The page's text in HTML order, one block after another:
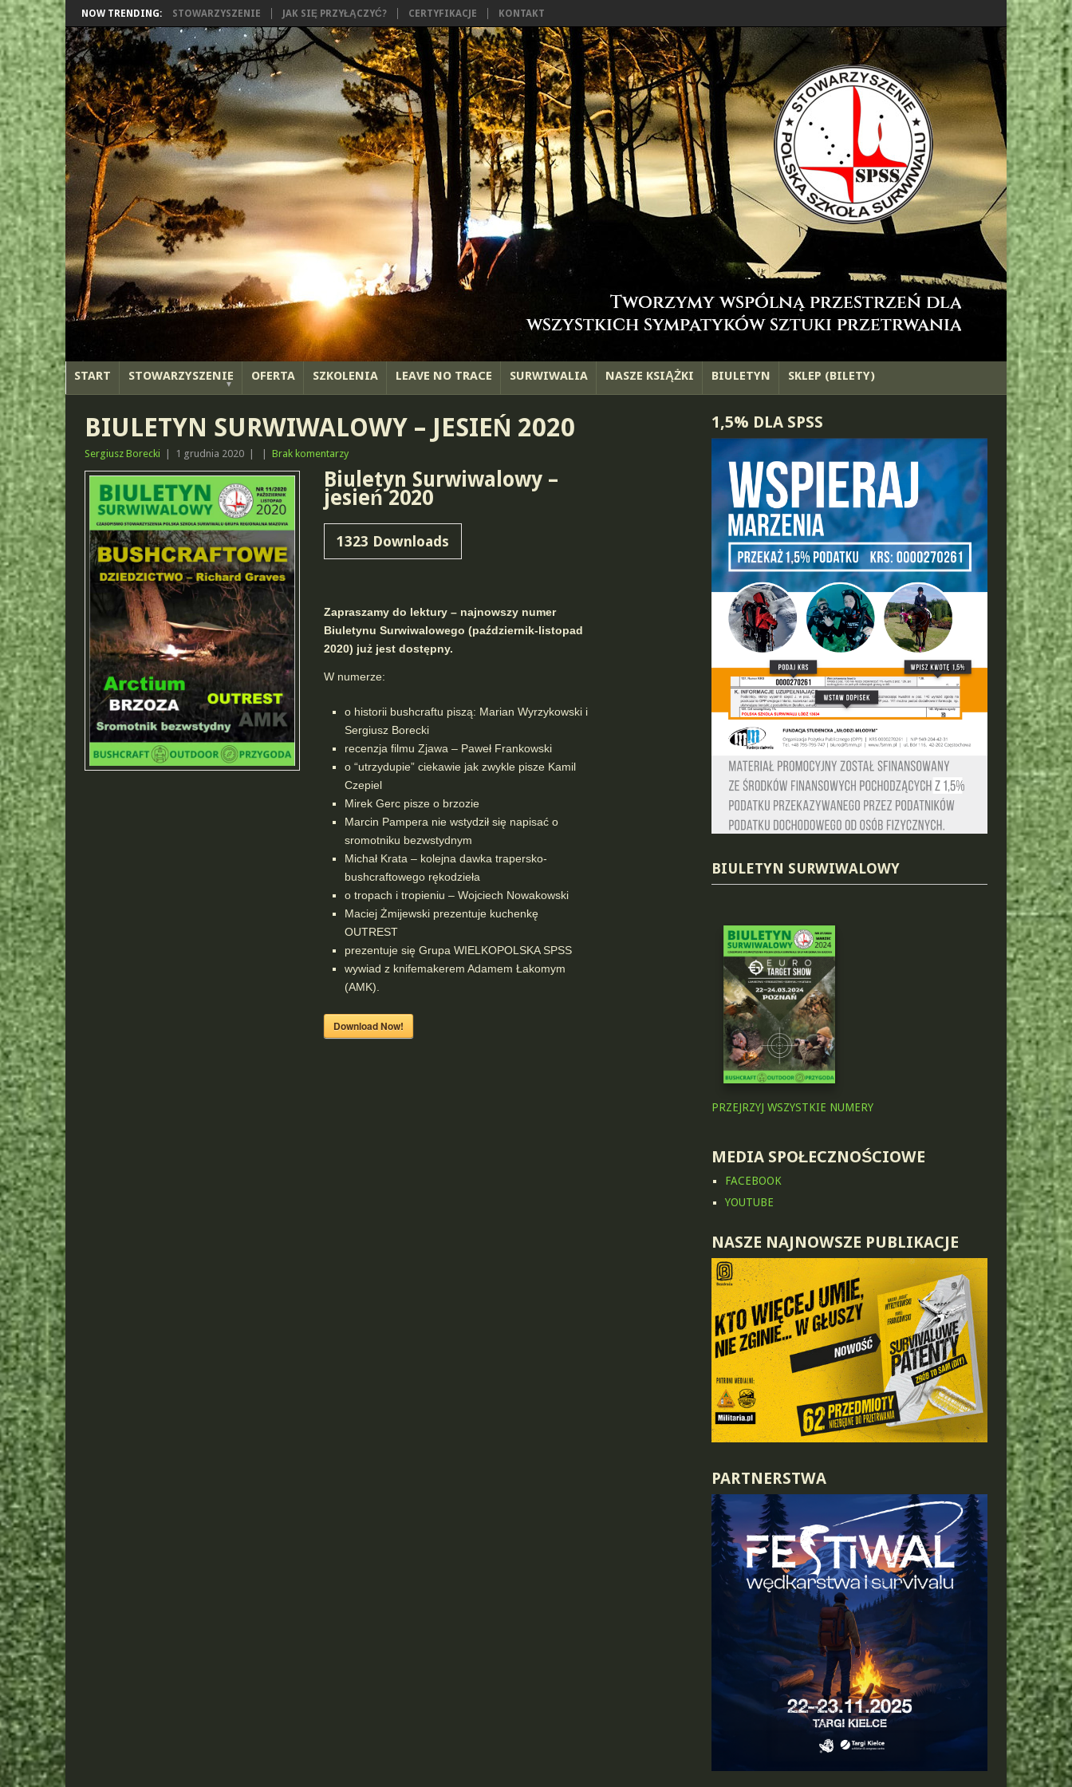
NOW TRENDING: STOWARZYSZENIE JAK SIĘ PRZYŁĄCZYĆ? CERTYFIKACJE KONTAKT
START STOWARZYSZENIE OFERTA SZKOLENIA LEAVE NO TRACE SURWIWALIA NASZE KSIĄŻKI BIULETYN SKLEP (BILETY)
BIULETYN SURWIWALOWY – JESIEŃ 2020
Sergiusz Borecki 1 grudnia 2020 Brak komentarzy
Biuletyn Surwiwalowy –
jesień 2020
1323 Downloads
Zapraszamy do lektury – najnowszy numer
Biuletynu Surwiwalowego (październik-listopad
2020) już jest dostępny.
W numerze:
o historii bushcraftu piszą: Marian Wyrzykowski i
Sergiusz Borecki
recenzja filmu Zjawa – Paweł Frankowski
o “utrzydupie” ciekawie jak zwykle pisze Kamil
Czepiel
Mirek Gerc pisze o brzozie
Marcin Pampera nie wstydził się napisać o
sromotniku bezwstydnym
Michał Krata – kolejna dawka trapersko-
bushcraftowego rękodzieła
o tropach i tropieniu – Wojciech Nowakowski
Maciej Żmijewski prezentuje kuchenkę
OUTREST
prezentuje się Grupa WIELKOPOLSKA SPSS
wywiad z knifemakerem Adamem Łakomym
(AMK).
Download Now!
1,5% DLA SPSS
BIULETYN SURWIWALOWY
PRZEJRZYJ WSZYSTKIE NUMERY
MEDIA SPOŁECZNOŚCIOWE
FACEBOOK
YOUTUBE
NASZE NAJNOWSZE PUBLIKACJE
PARTNERSTWA